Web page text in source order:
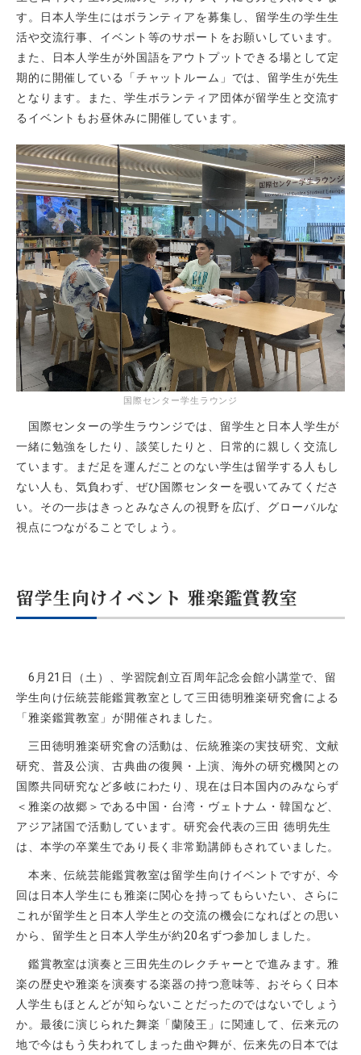
す。日本人学生にはボランティアを募集し、留学生の学生生
活や交流行事、イベント等のサポートをお願いしています。
また、日本人学生が外国語をアウトプットできる場として定
期的に開催している「チャットルーム」では、留学生が先生
となります。また、学生ボランティア団体が留学生と交流す
るイベントもお昼休みに開催しています。
国際センター学生ラウンジ
国際センターの学生ラウンジでは、留学生と日本人学生が
一緒に勉強をしたり、談笑したりと、日常的に親しく交流し
ています。まだ足を運んだことのない学生は留学する人もし
ない人も、気負わず、ぜひ国際センターを覗いてみてくださ
い。その一歩はきっとみなさんの視野を広げ、グローバルな
視点につながることでしょう。
留学生向けイベント 雅楽鑑賞教室
6 月 21 日（土）、学習院創立百周年記念会館小講堂で、留
学生向け伝統芸能鑑賞教室として三田徳明雅楽研究會による
「雅楽鑑賞教室」が開催されました。
三田徳明雅楽研究會の活動は、伝統雅楽の実技研究、文献
研究、普及公演、古典曲の復興・上演、海外の研究機関との
国際共同研究など多岐にわたり、現在は日本国内のみならず
＜雅楽の故郷＞である中国・台湾・ヴェトナム・韓国など、
アジア諸国で活動しています。研究会代表の三田 徳明先生
は、本学の卒業生であり長く非常勤講師もされていました。
本来、伝統芸能鑑賞教室は留学生向けイベントですが、今
回は日本人学生にも雅楽に関心を持ってもらいたい、さらに
これが留学生と日本人学生との交流の機会になればとの思い
から、留学生と日本人学生が約20名ずつ参加しました。
鑑賞教室は演奏と三田先生のレクチャーとで進みます。雅
楽の歴史や雅楽を演奏する楽器の持つ意味等、おそらく日本
人学生もほとんどが知らないことだったのではないでしょう
か。最後に演じられた舞楽「蘭陵王」に関連して、伝来元の
地で今はもう失われてしまった曲や舞が、伝来先の日本では